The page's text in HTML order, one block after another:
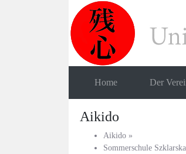
Home Der
Aikido
Aikido »
Sommerschule